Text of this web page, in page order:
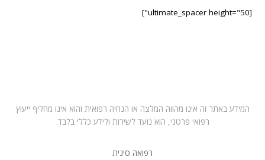
[ultimate_spacer height="50"]
המידע באתר זה אינו מהווה המלצה או הנחיה רפואית והוא אינו מחליף ייעוץ
רפואי פרטני, הוא נועד לשירות ולידע כללי בלבד.
רפואה סינית